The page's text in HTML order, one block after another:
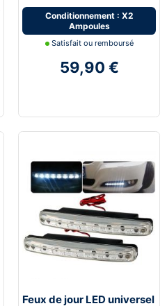
Conditionnement : X2
Ampoules
Satisfait ou remboursé
59,90 €
Feux de jour LED universel